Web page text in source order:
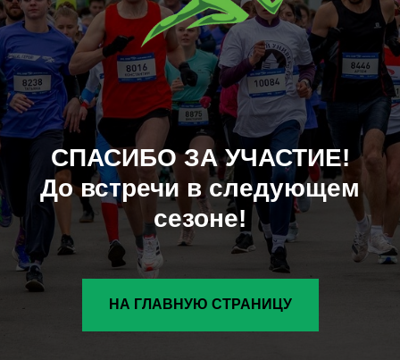
СПАСИБО ЗА УЧАСТИЕ!
До встречи в следующем
сезоне!
НА ГЛАВНУЮ СТРАНИЦУ